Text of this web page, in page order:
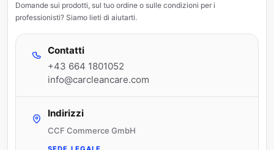
Domande sui prodotti, sul tuo ordine o sulle condizioni per i
professionisti? Siamo lieti di aiutarti.
Contatti
+43 664 1801052
info@carcleancare.com
Indirizzi
CCF Commerce GmbH